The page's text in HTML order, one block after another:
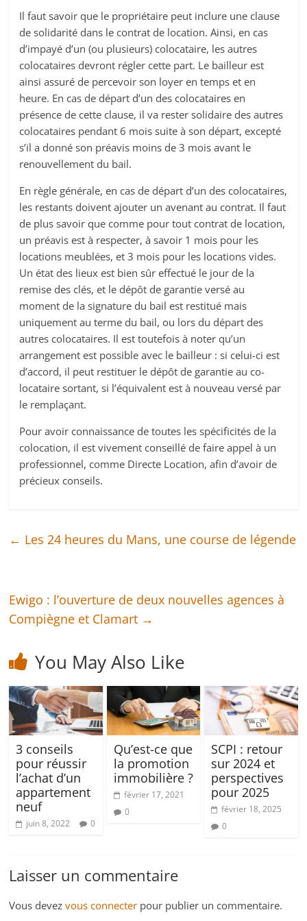
Il faut savoir que le propriétaire peut inclure une clause
de solidarité dans le contrat de location. Ainsi, en cas
d’impayé d’un (ou plusieurs) colocataire, les autres
colocataires devront régler cette part. Le bailleur est
ainsi assuré de percevoir son loyer en temps et en
heure. En cas de départ d’un des colocataires en
présence de cette clause, il va rester solidaire des autres
colocataires pendant 6 mois suite à son départ, excepté
s’il a donné son préavis moins de 3 mois avant le
renouvellement du bail.
En règle générale, en cas de départ d’un des colocataires,
les restants doivent ajouter un avenant au contrat. Il faut
de plus savoir que comme pour tout contrat de location,
un préavis est à respecter, à savoir 1 mois pour les
locations meublées, et 3 mois pour les locations vides.
Un état des lieux est bien sûr effectué le jour de la
remise des clés, et le dépôt de garantie versé au
moment de la signature du bail est restitué mais
uniquement au terme du bail, ou lors du départ des
autres colocataires. Il est toutefois à noter qu’un
arrangement est possible avec le bailleur : si celui-ci est
d’accord, il peut restituer le dépôt de garantie au co-
locataire sortant, si l’équivalent est à nouveau versé par
le remplaçant.
Pour avoir connaissance de toutes les spécificités de la
colocation, il est vivement conseillé de faire appel à un
professionnel, comme Directe Location, afin d’avoir de
précieux conseils.
← Les 24 heures du Mans, une course de légende
Ewigo : l’ouverture de deux nouvelles agences à
Compiègne et Clamart →
You May Also Like
3 conseils
pour réussir
l’achat d’un
appartement
neuf
juin 8, 2022 0
Qu’est-ce que
la promotion
immobilière ?
février 17, 2021
0
SCPI : retour
sur 2024 et
perspectives
pour 2025
février 18, 2025
0
Laisser un commentaire
Vous devezvous connecter pour publier un commentaire.